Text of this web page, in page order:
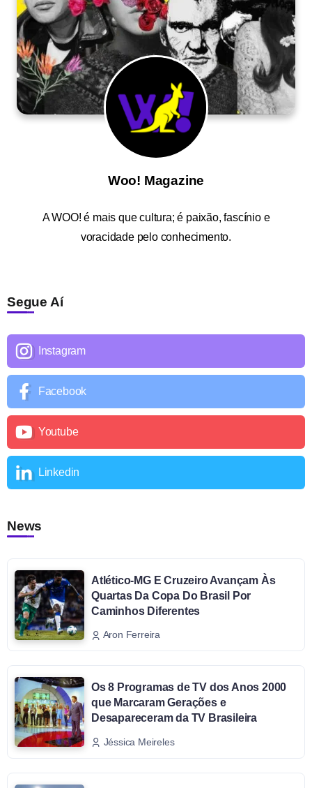
Woo! Magazine
AWOO! é mais que cultura; é paixão, fascínio e
voracidade pelo conhecimento.
Segue Aí
Instagram
Facebook
Youtube
Linkedin
News
Atlético-MG E Cruzeiro Avançam Às
Quartas Da Copa Do Brasil Por
Caminhos Diferentes
Aron Ferreira
Os 8 Programas de TV dos Anos 2000
que Marcaram Gerações e
Desapareceram da TV Brasileira
Jéssica Meireles